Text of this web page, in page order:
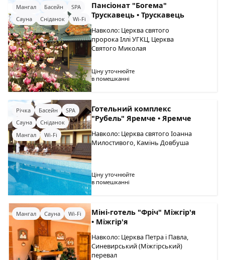
Мангал Басейн
SPA
Сауна
Сніданок Wi-Fi
Пансіонат "Богема"
Трускавець • Трускавець
Навколо: Церква святого
пророка Іллі УГКЦ, Церква
Святого Миколая
Ціну уточнюйте
в помешканні
Річка Басейн
SPA
Сауна
Сніданок
Мангал
Wi-Fi
Готельний комплекс
"Рубель" Яремче • Яремче
Навколо: Церква святого Іоанна
Милостивого, Камінь Довбуша
Ціну уточнюйте
в помешканні
Мангал Сауна Wi-Fi
Міні-готель "Фріч" Міжгір'я
• Міжгір'я
Навколо: Церква Петра і Павла,
Синевирський (Міжгірський)
перевал